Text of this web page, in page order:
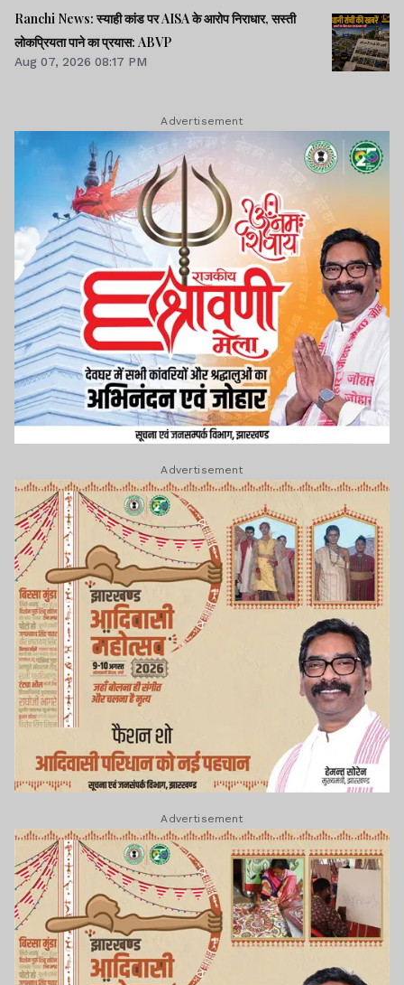
Ranchi News: स्याही कांड पर AISA के आरोप निराधार, सस्ती
लोकप्रियता पाने का प्रयास: ABVP
Aug 07, 2026 08:17 PM
Advertisement
Advertisement
Advertisement